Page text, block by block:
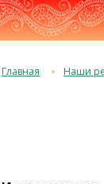
Главная Наши